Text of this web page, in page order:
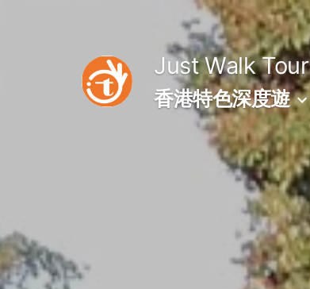
Just Walk Tour
香港特色深度遊